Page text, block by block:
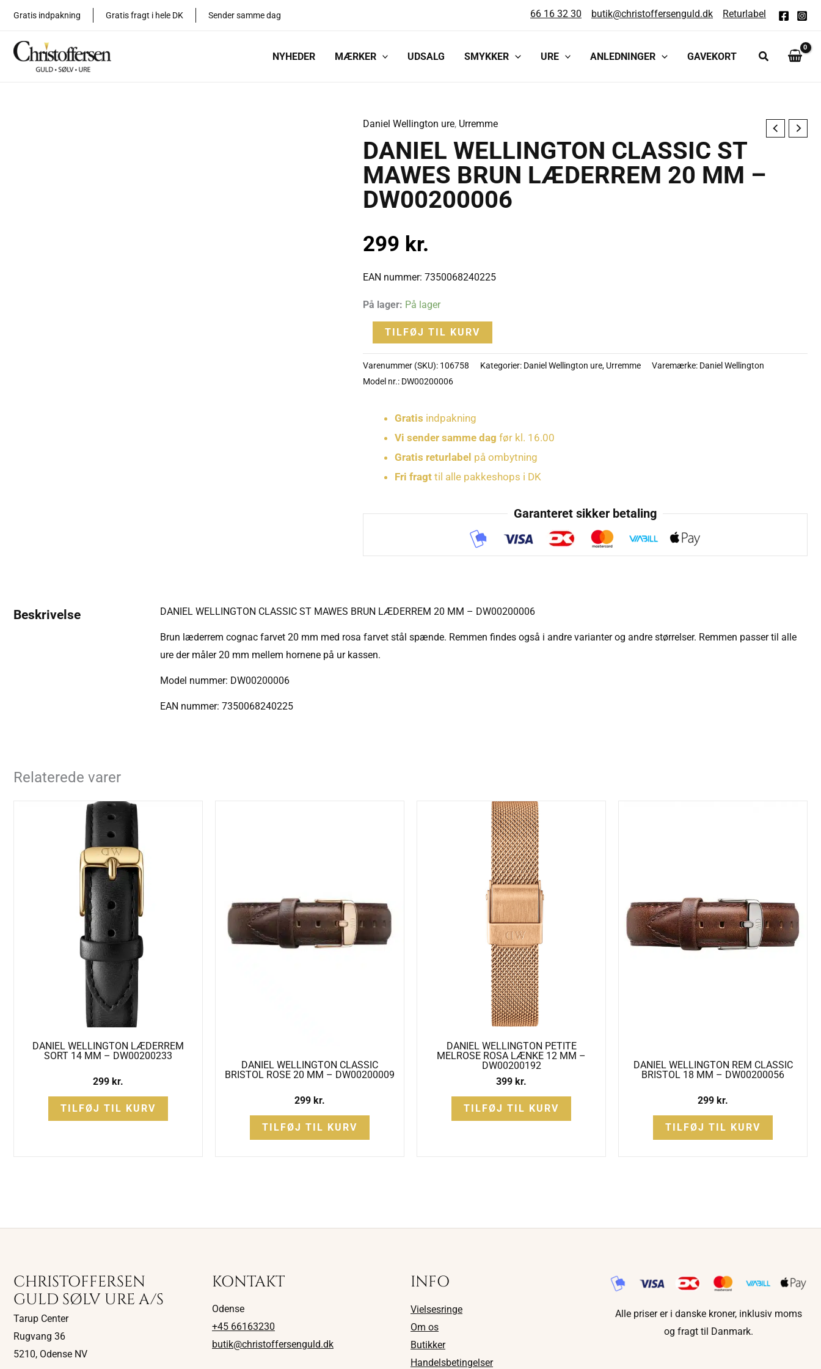
indholdet
Gratis indpakning Gratis fragt i hele DK Sender samme dag 66 16 32 30 butik@christoffersenguld.dk Returlabel
NYHEDER MÆRKER UDSALG SMYKKER URE ANLEDNINGER GAVEKORT
Daniel Wellington ure, Urremme
DANIEL WELLINGTON CLASSIC ST
MAWES BRUN LÆDERREM 20 MM –
DW00200006
299 kr.
EAN nummer: 7350068240225
På lager: På lager
DANIEL
WELLINGTON
CLASSIC
ST
MAWES
LÆDERREM
20
DW00200006
antal
TILFØJ TIL KURV
Varenummer (SKU): 106758 Kategorier: Daniel Wellington ure, Urremme Varemærke: Daniel Wellington
Model nr.: DW00200006
Gratis indpakning
Vi sender samme dag før kl. 16.00
Gratis returlabel på ombytning
Fri fragttil alle pakkeshops i DK
Garanteret sikker betaling
Beskrivelse DANIEL WELLINGTON CLASSIC ST MAWES BRUN LÆDERREM 20 MM – DW00200006
Brun læderrem cognac farvet 20 mm med rosa farvet stål spænde. Remmen findes også i andre varianter og andre størrelser. Remmen passer til alle
ure der måler 20 mm mellem hornene på ur kassen.
Model nummer: DW00200006
EAN nummer: 7350068240225
Relaterede varer
DANIEL WELLINGTON LÆDERREM
SORT 14 MM – DW00200233
299 kr.
TILFØJ TIL KURV
DANIEL WELLINGTON CLASSIC
BRISTOL ROSE 20 MM – DW00200009
299 kr.
TILFØJ TIL KURV
DANIEL WELLINGTON PETITE
MELROSE ROSA LÆNKE 12 MM –
DW00200192
399 kr.
TILFØJ TIL KURV
DANIEL WELLINGTON REM CLASSIC
BRISTOL 18 MM – DW00200056
299 kr.
TILFØJ TIL KURV
CHRISTOFFERSEN
GULD SØLV URE A/S
Tarup Center
Rugvang 36
5210, Odense NV
KONTAKT
Odense
+45 66163230
butik@christoffersenguld.dk
INFO
Vielsesringe
Om os
Butikker
Handelsbetingelser
Alle priser er i danske kroner, inklusiv moms
og fragt til Danmark.